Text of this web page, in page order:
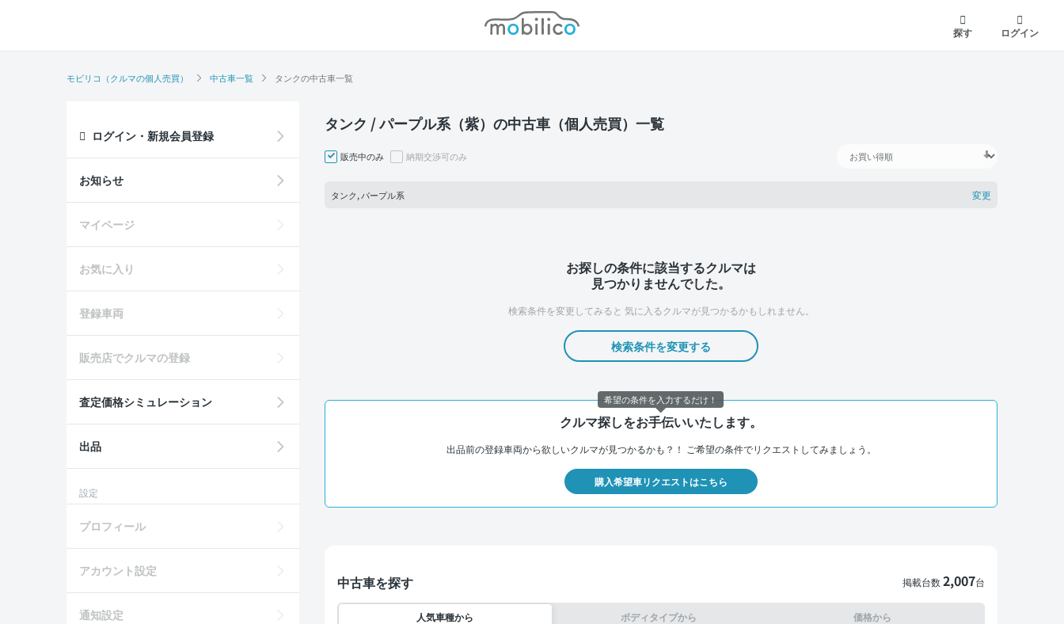
モビリコ
探す
ログイン
モビリコ（クルマの個人売買） 中古車一覧 タンクの中古車一覧
タンク / パープル系（紫）の中古車（個人売買）一覧
販売中のみ 納期交渉可のみ
タンク, パープル系 変更
お探しの条件に該当するクルマは
見つかりませんでした。
検索条件を変更してみると 気に入るクルマが見つかるかもしれません。
検索条件を変更する
クルマ探しをお手伝いいたします。
出品前の登録車両から欲しいクルマが見つかるかも？！ ご希望の条件でリクエストしてみましょう。
購入希望車リクエストはこちら
中古車を探す 掲載台数2,007台
人気車種から ボディタイプから 価格から
ログイン・新規会員登録
お知らせ
マイページ
お気に入り
登録車両
販売店でクルマの登録
査定価格シミュレーション
出品
設定
プロフィール
アカウント設定
通知設定
希望の条件を入力するだけ！